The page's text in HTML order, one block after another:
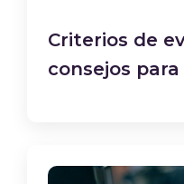
Criterios de
consejos